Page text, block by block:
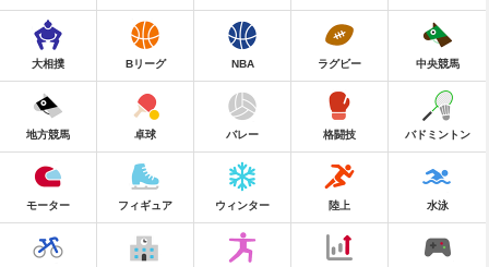
大相撲 Bリーグ NBA ラグビー 中央競馬
地方競馬 卓球 バレー 格闘技 バドミントン
モーター フィギュア ウィンター 陸上 水泳